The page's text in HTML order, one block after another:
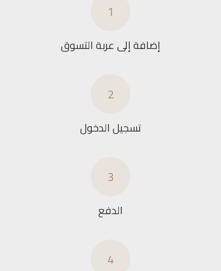
4
3
الدفع
2
تسجيل الدخول
1
إضافة إلى عربة التسوق